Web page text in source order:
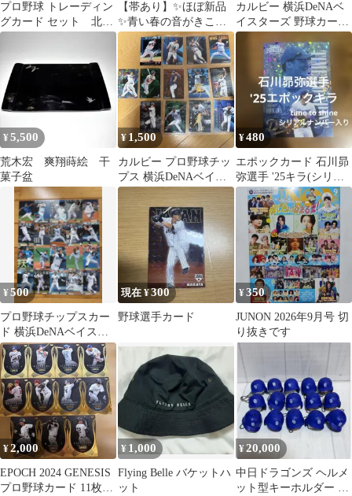
プロ野球 トレーディン
グカード セット 北海
道日本ハムファイター
【帯あり】✨ほぼ新品
✨青い春の音がきこえ
る 第2巻 一心 [CD] ド
ラマ? 上村祐翔? 石川界
人? 斉藤壮馬? 武内駿
輔; 中島ヨシキ_06
カルビー 横浜DeNAベ
イスターズ 野球カード
12枚セット
¥5,500
荒木宏 爽翔蒔絵 干
菓子盆
¥1,500
カルビー プロ野球チッ
プス 横浜DeNAベイス
ターズ 13枚セット
¥480
エポックカード 石川昴
弥選手 '25キラ(シリア
ルナンバー入り)
¥500
プロ野球チップスカー
ド 横浜DeNAベイスタ
ーズ 2013年 2014年
現在 ¥300
野球選手カード
¥350
JUNON 2026年9月号 切
り抜きです
¥2,000
EPOCH 2024 GENESIS
プロ野球カード 11枚セ
¥ 1,000
Flying Belle バケットハ
ット
¥20,000
中日ドラゴンズ ヘルメ
ット型キーホルダー 全